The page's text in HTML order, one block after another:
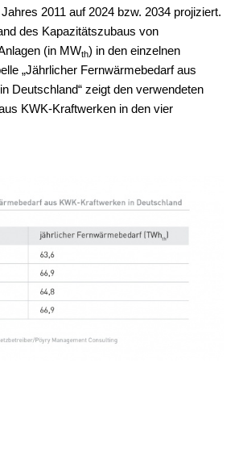
2011 auf 2024 bzw. 2034 projiziert.
des Kapazitätszubaus von
(in MWth) in den einzelnen
„Jährlicher Fernwärmebedarf aus
Deutschland“ zeigt den verwendeten
KWK-Kraftwerken in den vier